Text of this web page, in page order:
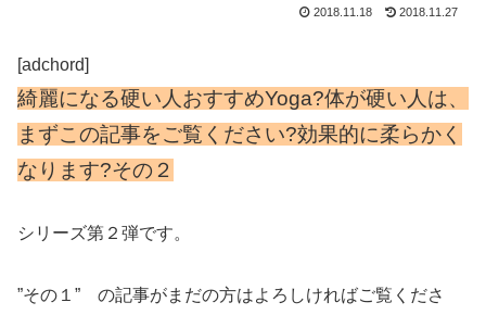
2018.11.18 2018.11.27
[adchord]
綺麗になる硬い人おすすめYoga?体が硬い人は、
まずこの記事をご覧ください?効果的に柔らかく
なります?その２
シリーズ第２弾です。
”その１” の記事がまだの方はよろしければご覧くださ